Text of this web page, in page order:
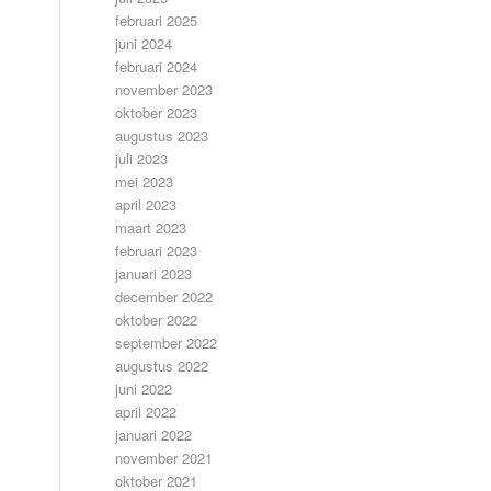
februari 2025
juni 2024
februari 2024
november 2023
oktober 2023
augustus 2023
juli 2023
mei 2023
april 2023
maart 2023
februari 2023
januari 2023
december 2022
oktober 2022
september 2022
augustus 2022
juni 2022
april 2022
januari 2022
november 2021
oktober 2021